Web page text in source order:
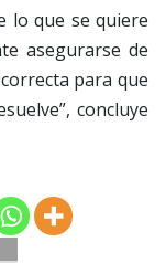
lo que se quiere
asegurarse de
para que
concluye